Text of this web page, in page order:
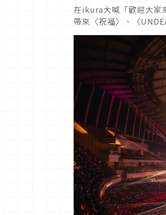
在ikura大喊「歡迎大家
帶來〈祝福〉、〈